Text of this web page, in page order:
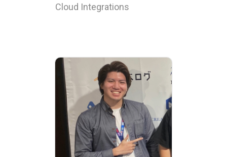
Cloud Integrations